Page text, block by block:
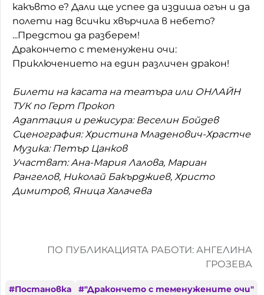
какъвто е? Дали ще успее да издиша огън и да
полети над всички хвърчила в небето?
...Предстои да разберем!
Дракончето с теменужени очи:
Приключението на един различен дракон!
Билети на касата на театъра или ОНЛАЙН
ТУК по Герт Прокоп
Адаптация и режисура: Веселин Бойдев
Сценография: Христина Младенович-Храстче
Музика: Петър Цанков
Участват: Ана-Мария Лалова, Мариан
Рангелов, Николай Бакърджиев, Христо
Димитров, Яница Халачева
ПО ПУБЛИКАЦИЯТА РАБОТИ: АНГЕЛИНА
ГРОЗЕВА
#Постановка #"Дракончето с теменужените очи"